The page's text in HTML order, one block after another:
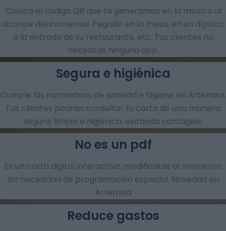
Coloca el código QR que te generamos en la mesa o al
alcance del comensal. Pegado en la mesa, en un díptico,
a la entrada de tu restaurante, etc. Tus clientes no
necesitas ninguna app.
Cumple las normativas de sanidad e higiene en Artemisa.
Tus clientes podrán consultar tu carta de una manera
segura, limpia e higiénica, evitando contagios.
Segura e higiénica
Es un carta digital interactiva, modificable al momento
sin necesidad de programación especial. Novedad en
Artemisa
No es un pdf
Reduce gastos